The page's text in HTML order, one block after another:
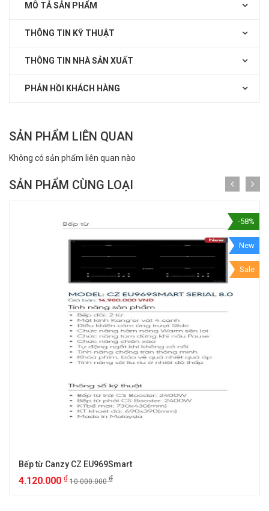
MÔ TẢ SẢN PHẨM
THÔNG TIN KỸ THUẬT
THÔNG TIN NHÀ SẢN XUẤT
PHẢN HỒI KHÁCH HÀNG
SẢN PHẨM LIÊN QUAN
Không có sản phẩm liên quan nào
SẢN PHẨM CÙNG LOẠI
-58%
New
Sale
Bếp từ Canzy CZ EU969Smart
4.120.000 ₫ 10.000.000₫